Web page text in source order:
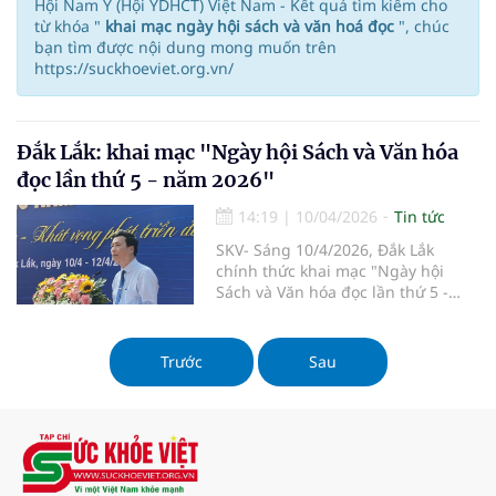
Hội Nam Y (Hội YDHCT) Việt Nam - Kết quả tìm kiếm cho
từ khóa " khai mạc ngày hội sách và văn hoá đọc ", chúc
bạn tìm được nội dung mong muốn trên
https://suckhoeviet.org.vn/
Đắk Lắk: khai mạc "Ngày hội Sách và Văn hóa
đọc lần thứ 5 - năm 2026"
14:19 | 10/04/2026
Tin tức
SKV- Sáng 10/4/2026, Đắk Lắk
chính thức khai mạc "Ngày hội
Sách và Văn hóa đọc lần thứ 5 -
Du lịch tỉnh. Sự kiện diễn ra từ 10-
12/4 nhằm tôn vinh giá trị sách,
khuyến khích văn hóa đọc, và phát
Trước Sau